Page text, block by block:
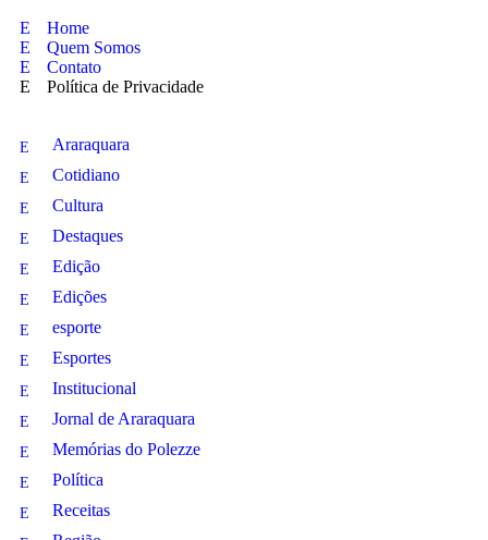
Home
Quem Somos
Contato
Política de Privacidade
Araraquara
Cotidiano
Cultura
Destaques
Edição
Edições
esporte
Esportes
Institucional
Jornal de Araraquara
Memórias do Polezze
Política
Receitas